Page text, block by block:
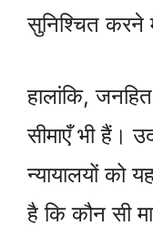
सुनिश्चित करने
हालांकि,
सीमाएँ भी हैं।
न्यायालयों को
है कि कौन सी